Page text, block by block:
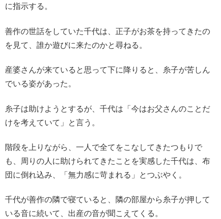
に指示する。
善作の世話をしていた千代は、正子がお茶を持ってきたの
を見て、誰か遊びに来たのかと尋ねる。
産婆さんが来ていると思って下に降りると、糸子が苦しん
でいる姿があった。
糸子は助けようとするが、千代は「今はお父さんのことだ
けを考えていて」と言う。
階段を上りながら、一人で全てをこなしてきたつもりで
も、周りの人に助けられてきたことを実感した千代は、布
団に倒れ込み、「無力感に苛まれる」とつぶやく。
千代が善作の隣で寝ていると、隣の部屋から糸子が押して
いる音に続いて、出産の音が聞こえてくる。